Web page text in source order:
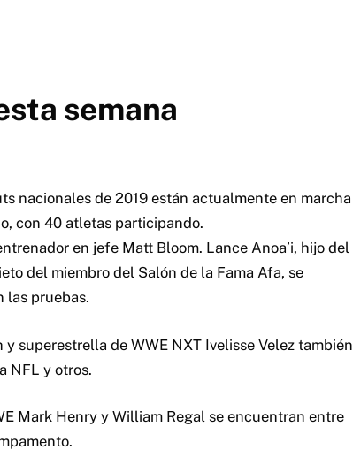
semana
nacionales de 2019 están actualmente en marcha
con 40 atletas participando.
en jefe Matt Bloom. Lance Anoa’i, hijo del
del miembro del Salón de la Fama Afa, se
las pruebas.
superestrella de WWE NXT Ivelisse Velez también
NFL y otros.
Mark Henry y William Regal se encuentran entre